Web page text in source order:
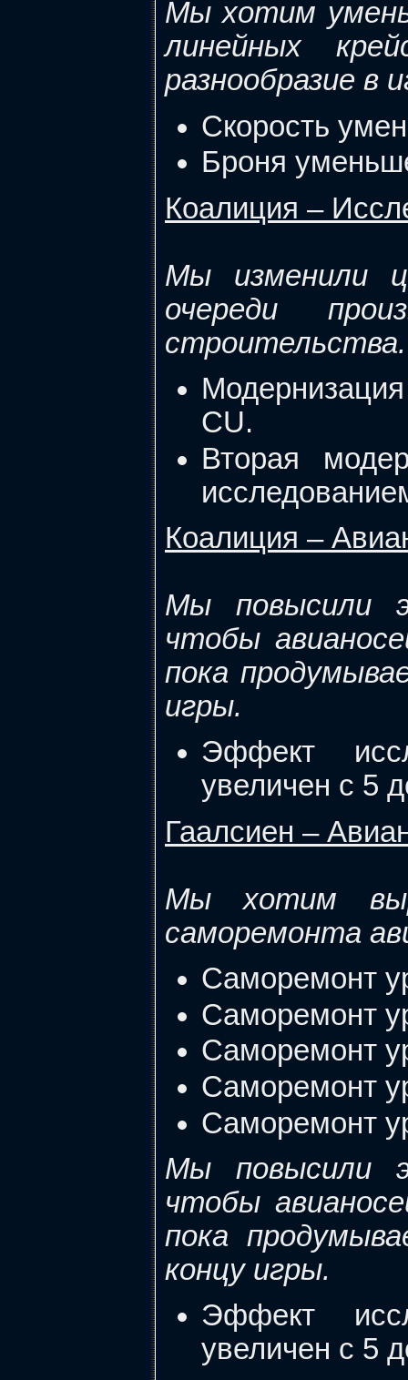
Мы хотим
линейных
разнообразие в
Скорость
Броня
Коалиция –
Мы изменили
очереди
строительства.
CU.
Вторая
Коалиция –
Мы повысили
чтобы
пока
игры.
Эффект
увеличен с 5
Гаалсиен –
Мы хотим
саморемонта
Саморемонт
Саморемонт
Саморемонт
Саморемонт
Саморемонт
Мы повысили
чтобы
пока
концу игры.
Эффект
увеличен с 5